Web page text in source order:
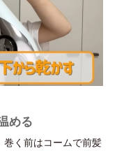
める
巻く前はコームで前髪